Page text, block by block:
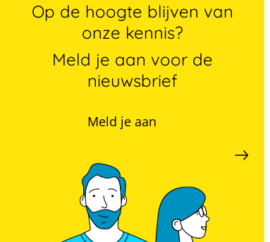
Op de hoogte blijven van
onze kennis?
Meld je aan voor de
nieuwsbrief
Meld je aan